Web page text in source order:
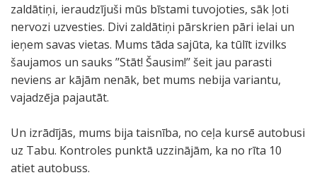
zaldātiņi, ieraudzījuši mūs bīstami tuvojoties, sāk ļoti
nervozi uzvesties. Divi zaldātiņi pārskrien pāri ielai un
ieņem savas vietas. Mums tāda sajūta, ka tūlīt izvilks
šaujamos un sauks ’’Stāt! Šausim!’’ šeit jau parasti
neviens ar kājām nenāk, bet mums nebija variantu,
vajadzēja pajautāt.
Un izrādījās, mums bija taisnība, no ceļa kursē autobusi
uz Tabu. Kontroles punktā uzzinājām, ka no rīta 10
atiet autobuss.